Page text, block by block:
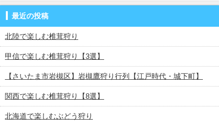
最近の投稿
北陸で楽しむ椎茸狩り
甲信で楽しむ椎茸狩り【3選】
【さいたま市岩槻区】岩槻鷹狩り行列【江戸時代・城下町】
関西で楽しむ椎茸狩り【8選】
北海道で楽しむぶどう狩り